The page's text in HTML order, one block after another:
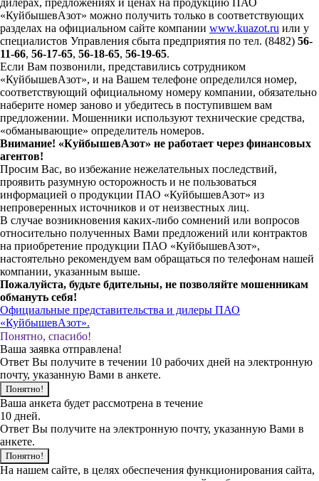
«КуйбышевАзот» можно получить только в соответствующих
разделах на официальном сайте компании www.kuazot.ru или у
специалистов Управления сбыта предприятия по тел. (8482) 56-
11-66, 56-17-65, 56-18-65, 56-19-65.
Если Вам позвонили, представились сотрудником
«КуйбышевАзот», и на Вашем телефоне определился номер,
соответствующий официальному номеру компании, обязательно
наберите номер заново и убедитесь в поступившем вам
предложении. Мошенники используют технические средства,
«обманывающие» определитель номеров.
Внимание! «КуйбышевАзот» не работает через финансовых
агентов!
Просим Вас, во избежание нежелательных последствий,
проявить разумную осторожность и не пользоваться
информацией о продукции ПАО «КуйбышевАзот» из
непроверенных источников и от неизвестных лиц.
В случае возникновения каких-либо сомнений или вопросов
относительно полученных Вами предложений или контрактов
на приобретение продукции ПАО «КуйбышевАзот»,
настоятельно рекомендуем вам обращаться по телефонам нашей
компании, указанным выше.
Пожалуйста, будьте бдительны, не позволяйте мошенникам
обмануть себя!
Официальные представительства и дилеры ПАО
«КуйбышевАзот».
Понятно, спасибо!
Ваша заявка отправлена!
Ответ Вы получите в течении 10 рабочих дней на электронную
почту, указанную Вами в анкете.
Понятно!
Ваша анкета будет рассмотрена в течение
10 дней.
Ответ Вы получите на электронную почту, указанную Вами в
анкете.
Понятно!
На нашем сайте, в целях обеспечения функционирования сайта,